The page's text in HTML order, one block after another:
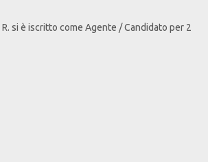
R. si è iscritto come Agente / Candidato per 2